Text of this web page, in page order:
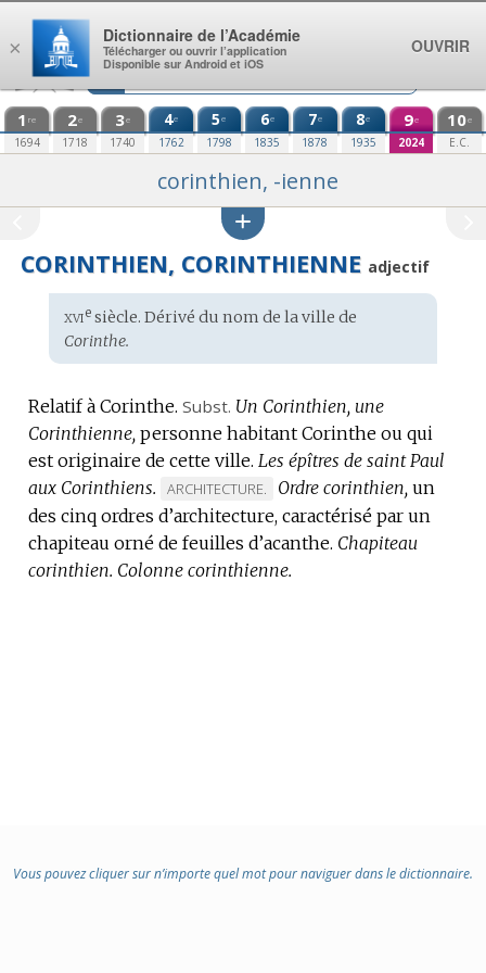
Aller au contenu
1 re
1694
2e
1718
3e
1740
4e
1762
5e
1798
6e
1835
7e
1878
8e
1935
9e
2024
10e
E.C.
corinthien, -ienne
CORINTHIEN, CORINTHIENNE adjectif
Étymologie
:
xviesiècle. Dérivé du nom de la ville de
Corinthe.
Relatif à Corinthe. Subst. Un Corinthien, une
Corinthienne, personne habitant Corinthe ou qui
est originaire de cette ville. Les épîtres de saint Paul
aux Corinthiens.
MARQUE
DE
DOMAINE
:
ARCHITECTURE. Ordre corinthien, un
des cinq ordres d’architecture, caractérisé par un
chapiteau orné de feuilles d’acanthe. Chapiteau
corinthien. Colonne corinthienne.
Vous pouvez cliquer sur n’importe quel mot pour naviguer dans le dictionnaire.
×
Dictionnaire de l’Académie
Télécharger ou ouvrir l’application
Disponible sur Android et iOS
OUVRIR